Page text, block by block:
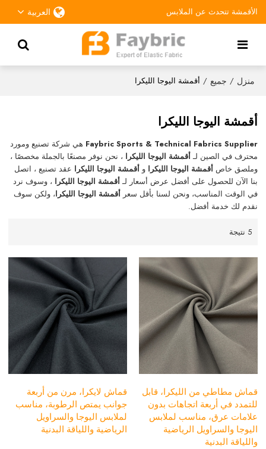
الأقمشة تتحدث عن الملابس العربية
منزل / جميع / أقمشة اليوجا الليكرا
أقمشة اليوجا الليكرا
Faybric Sports & Technical Fabrics Supplier هي شركة تصنيع ومورد
محترف في الصين لـأقمشة اليوجا الليكرا ، نحن نوفر مصنعًا بالجملة مخصصًا ،
وملصق خاصأقمشة اليوجا الليكرا وأقمشة اليوجا الليكرا عقد تصنيع ، اتصل
بنا الآن للحصول على أفضل عرض أسعار لـأقمشة اليوجا الليكرا ، وسوف نرد
في الوقت المناسب، ونحن لسنا بأقل سعرأقمشة اليوجا الليكرا، ولكن سوف
نقدم لك خدمة أفضل.
5 نتيجة
قماش مطاطي من الليكرا، قابل
للتمدد في أربعة اتجاهات بدون
علامات عرق، مناسب لملابس
اليوجا والسراويل الرياضية
واللياقة البدنية
قماش لايكرا، مرن من أربعة
جوانب يمتص الرطوبة، مناسب
لملابس اليوجا والسراويل
الرياضية واللياقة البدنية